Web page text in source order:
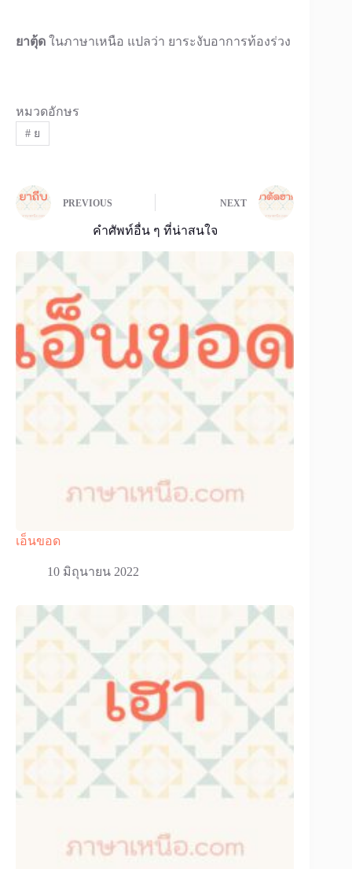
ยาตุ้ด ในภาษาเหนือ แปลว่า ยาระงับอาการท้องร่วง
หมวดอักษร
#ย
PREVIOUS NEXT
คำศัพท์อื่น ๆ ที่น่าสนใจ
เอ็นขอด
10 มิถุนายน 2022